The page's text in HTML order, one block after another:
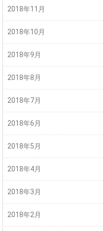
2018年11月
2018年10月
2018年9月
2018年8月
2018年7月
2018年6月
2018年5月
2018年4月
2018年3月
2018年2月